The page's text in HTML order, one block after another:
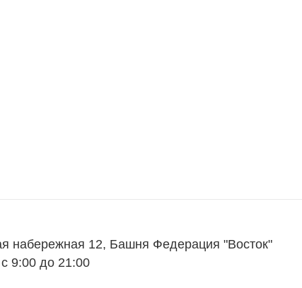
набережная 12, Башня Федерация "Восток"
9:00 до 21:00